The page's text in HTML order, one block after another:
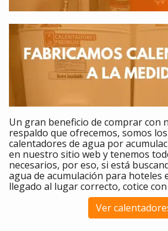
Un gran beneficio de comprarcon
respaldo que ofrecemos, somos
calentadores de agua por
en nuestro sitio web y tenemos
necesarios, por eso, si está
agua de acumulación para hoteles
llegado al lugar correcto, cotice
Ver